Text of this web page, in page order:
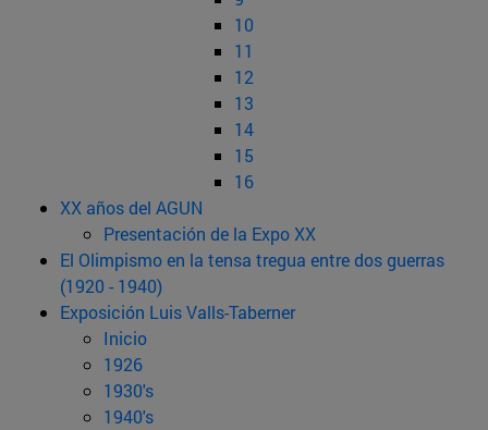
10
11
12
13
14
15
16
XX años del AGUN
Presentación de la Expo XX
El Olimpismo en la tensa tregua entre dos guerras
(1920 - 1940)
Exposición Luis Valls-Taberner
Inicio
1926
1930's
1940's